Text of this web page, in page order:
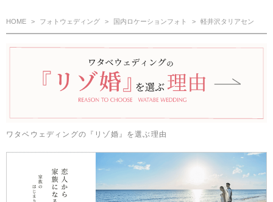
HOME フォトウェディング 国内ロケーションフォト 軽井沢タリアセン
ワタベウェディングの『リゾ婚』を選ぶ理由